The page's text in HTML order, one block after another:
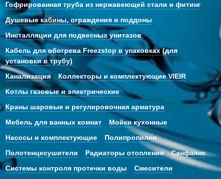
Гофрированная труба из нержавеющей стали и фитинг
Душевые кабины, ограждения и поддоны
Инсталляции для подвесных унитазов
Кабель для обогрева Freezstop в упаковках (для
установки в трубу)
Канализация
Коллекторы и комплектующие VIEIR
Котлы газовые и электрические
Краны шаровые и регулировочная арматура
Мебель для ванных комнат
Мойки кухонные
Насосы и комплектующие
Полипропилен
Полотенцесушители
Радиаторы отопления
Санфаянс
Системы контроля протечки воды
Смесители